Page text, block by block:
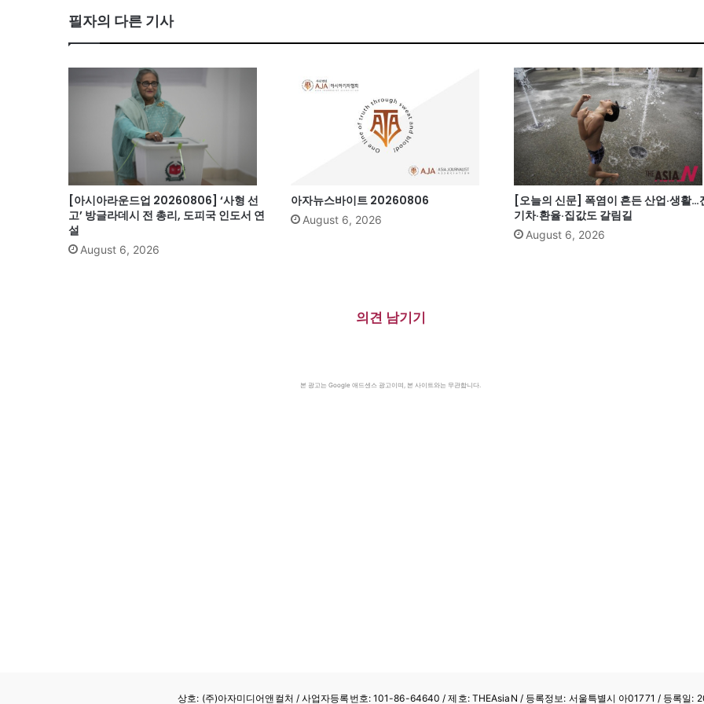
ok
필자의 다른 기사
[아시아라운드업 20260806] ‘사형 선
고’ 방글라데시 전 총리, 도피국 인도서 연
설
August 6, 2026
아자뉴스바이트 20260806
August 6, 2026
[오늘의 신문] 폭염이 흔든 산업·생활…
기차·환율·집값도 갈림길
August 6, 2026
의견 남기기
본 광고는 Google 애드센스 광고이며, 본 사이트와는 무관합니다.
상호: (주)아자미디어앤컬처 /사업자등록번호: 101-86-64640 / 제호: THEAsiaN / 등록정보: 서울특별시 아01771 / 등록일: